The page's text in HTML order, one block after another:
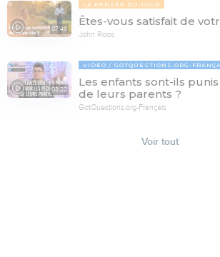
07:49
LA PENSÉE DU JOUR
Êtes-vous satisfait de
John Roos
03:22
VIDÉO GOTQUESTIONS.ORG-
Les enfants sont-ils
de leurs parents ?
GotQuestions.org-Français
Voir tout